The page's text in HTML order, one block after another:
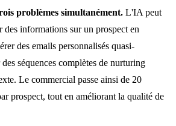
problèmes simultanément. L'IA peut
des informations sur un prospect en
des emails personnalisés quasi-
séquences complètes de nurturing
Le commercial passe ainsi de 20
prospect, tout en améliorant la qualité de